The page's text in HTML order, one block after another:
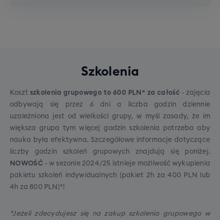
Dojazd gwarantowany:
zebraniu minimum 25 osób z wybranej
miejscowości.
Transport antenkowy:
Jeśli chętnych będzie
mniej, dojazd do głównego miejsca zbiórki
zorganizujemy transportem alternatywnym
(najczęściej autokar antenkowy, ale czasami też
PKP / FlixBus).
Gwarancja połączenia:
bezwzględnie poczeka na Ciebie w punkcie
Może to być mały plecak, worek, torebka
Musi zmieścić się pod siedzeniem lub w
schowku nad Tobą.
W trosce o bezpieczeństwo i komfort Waszej
podróży lub zwiększyć swój dopuszczalny
poniższych dodatkowych opcji, możliwych do
dokupienia przy rezerwacji wyjazdu:
Szkolenia
Koszt szkolenia grupowego to 600 PLN* za całość - zajęcia
odbywają się przez 6 dni a liczba godzin dziennie
uzależniona jest od wielkości grupy, w myśl zasady, że im
większa grupa tym więcej godzin szkolenia potrzeba aby
nauka była efektywna. Szczegółowe informacje dotyczące
liczby godzin szkoleń grupowych znajdują się poniżej.
NOWOŚĆ - w sezonie 2024/25 istnieje możliwość wykupienia
pakietu szkoleń indywidualnych (pakiet 2h za 400 PLN lub
4h za 800 PLN)*!
*Jeżeli zdecydujesz się na zakup szkolenia grupowego w